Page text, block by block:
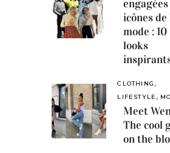
icônes de
mode : 10
looks
CLOTHING ,
LIFESTYLE ,
Meet
The cool
on the